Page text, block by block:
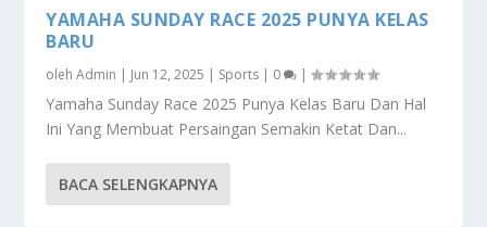
YAMAHA SUNDAY RACE 2025 PUNYA KELAS
BARU
olehAdmin | Jun 12, 2025 | Sports | 0 |
Yamaha Sunday Race 2025 Punya Kelas Baru Dan Hal
Ini Yang Membuat Persaingan Semakin Ketat Dan...
BACA SELENGKAPNYA